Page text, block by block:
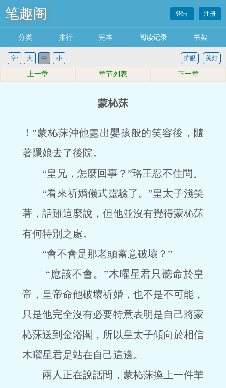
笔趣阁 登陆 注册
分类 排行 完本 阅读记录 书架
字: 大 中 小 关灯
护眼
上一章 章节列表 下一章
蒙杺莯
！”蒙杺莯沖他
出嬰孩般的笑容後，隨
著隱娘去了後院。
“皇兄，怎麼回事？”珞王忍不住問。
“看來祈婚儀式靈驗了。”皇太子淺笑
著，話雖這麼說，但他並沒有覺得蒙杺莯
有何特別之處。
“會不會是那老頭蓄意破壞？”
“應該不會。”木曜星君只聽命於皇
帝，皇帝命他破壞祈婚，也不是不可能，
只是他完全沒有必要特意表明是自己將蒙
杺莯送到金浴閣，所以皇太子傾向於相信
木曜星君是站在自己這邊。
兩人正在說話間，蒙杺莯換上一件華